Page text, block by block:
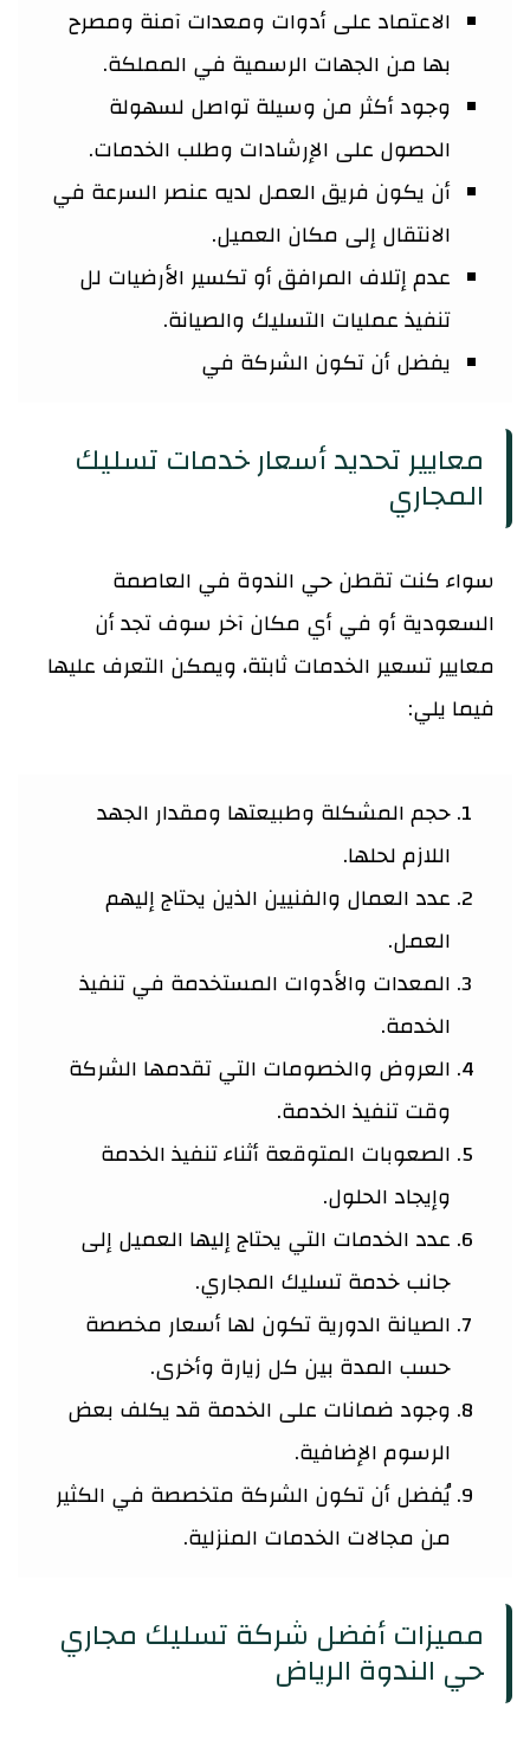
الاعتماد على أدوات ومعدات آمنة ومصرح
بها من الجهات الرسمية في المملكة.
وجود أكثر من وسيلة تواصل لسهولة
الحصول على الإرشادات وطلب الخدمات.
أن يكون فريق العمل لديه عنصر السرعة في
الانتقال إلى مكان العميل.
عدم إتلاف المرافق أو تكسير الأرضيات لل
تنفيذ عمليات التسليك والصيانة.
يفضل أن تكون الشركة في
معايير تحديد أسعار خدمات تسليك
المجاري
سواء كنت تقطن حي الندوة في العاصمة
السعودية أو في أي مكان آخر سوف تجد أن
معايير تسعير الخدمات ثابتة، ويمكن التعرف عليها
فيما يلي:
حجم المشكلة وطبيعتها ومقدار الجهد
اللازم لحلها.
عدد العمال والفنيين الذين يحتاج إليهم
العمل.
المعدات والأدوات المستخدمة في تنفيذ
الخدمة.
العروض والخصومات التي تقدمها الشركة
وقت تنفيذ الخدمة.
الصعوبات المتوقعة أثناء تنفيذ الخدمة
وإيجاد الحلول.
عدد الخدمات التي يحتاج إليها العميل إلى
جانب خدمة تسليك المجاري.
الصيانة الدورية تكون لها أسعار مخصصة
حسب المدة بين كل زيارة وأخرى.
وجود ضمانات على الخدمة قد يكلف بعض
الرسوم الإضافية.
يُفضل أن تكون الشركة متخصصة في الكثير
من مجالات الخدمات المنزلية.
مميزات أفضل شركة تسليك مجاري
حي الندوة الرياض